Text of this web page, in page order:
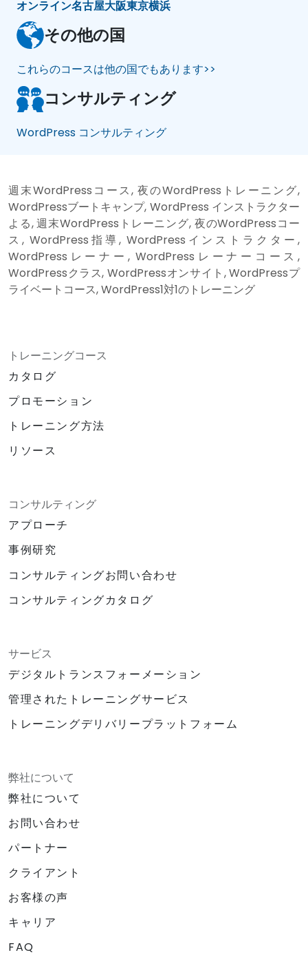
オンライン名古屋大阪東京横浜
その他の国
これらのコースは他の国でもあります>>
コンサルティング
WordPress コンサルティング
週末WordPressコース, 夜のWordPressトレーニング,
WordPressブートキャンプ, WordPress インストラクター
よる, 週末WordPressトレーニング, 夜のWordPressコー
ス, WordPress指導, WordPressインストラクター,
WordPressレーナー, WordPressレーナーコース,
WordPressクラス, WordPressオンサイト, WordPressプ
ライベートコース, WordPress1対1のトレーニング
トレーニングコース
カタログ
プロモーション
トレーニング方法
リソース
コンサルティング
アプローチ
事例研究
コンサルティングお問い合わせ
コンサルティングカタログ
サービス
デジタルトランスフォーメーション
管理されたトレーニングサービス
トレーニングデリバリープラットフォーム
弊社について
弊社について
お問い合わせ
パートナー
クライアント
お客様の声
キャリア
FAQ